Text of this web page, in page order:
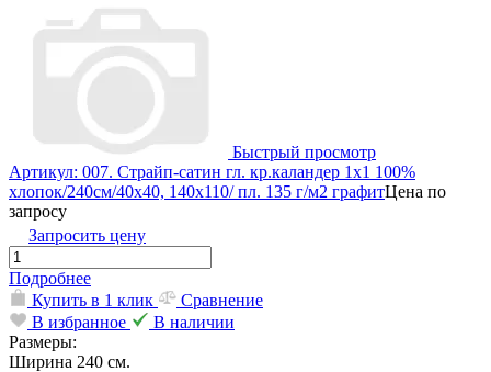
Быстрый просмотр
Артикул: 007. Страйп-сатин гл. кр.каландер 1х1 100%
хлопок/240см/40х40, 140х110/ пл. 135 г/м2 графитЦена по
запросу
Запросить цену
Подробнее
Купить в 1 клик
Сравнение
В избранное
В наличии
Размеры:
Ширина 240 см.